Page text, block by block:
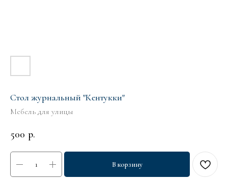
Стол журнальный "Кентукки"
Мебель для улицы
500 р.
В корзину